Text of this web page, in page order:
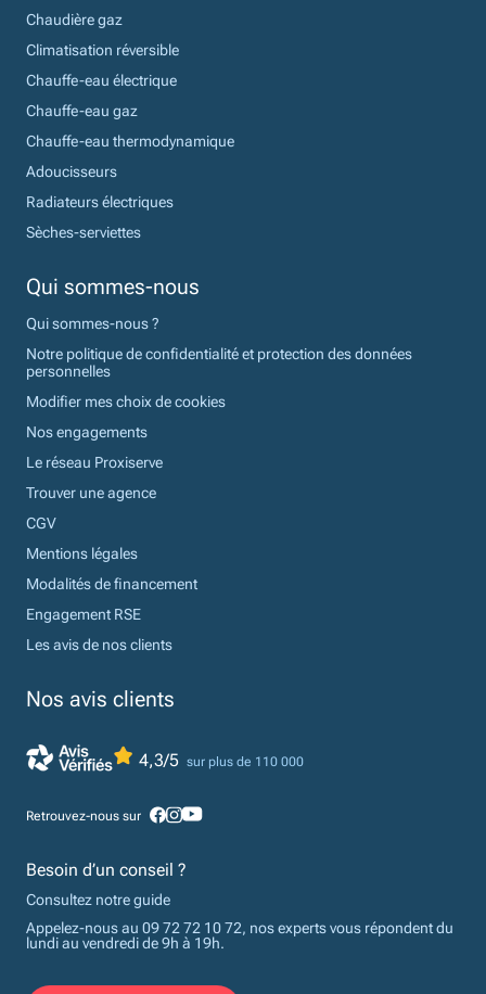
Chaudière gaz
Climatisation réversible
Chauffe-eau électrique
Chauffe-eau gaz
Chauffe-eau thermodynamique
Adoucisseurs
Radiateurs électriques
Sèches-serviettes
Qui sommes-nous
Qui sommes-nous ?
Notre politique de confidentialité et protection des données
personnelles
Modifier mes choix de cookies
Nos engagements
Le réseau Proxiserve
Trouver une agence
CGV
Mentions légales
Modalités de financement
Engagement RSE
Les avis de nos clients
Nos avis clients
4,3/5 sur plus de 110 000
Retrouvez-nous sur
Besoin d’un conseil ?
Consultez notre guide
Appelez-nous au 09 72 72 10 72, nos experts vous répondent du
lundi au vendredi de 9h à 19h.